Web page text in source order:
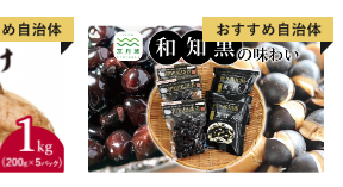
圏内で唯一、時代劇のロケが出来る
ステーション江戸」をはじめ、関東
板橋不動尊」や茨城百景に名を連ね
」、さらに間宮海峡を発見した偉大